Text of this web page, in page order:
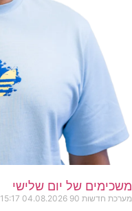
משכימים של יום שלישי
מערכת חדשות 90 04.08.2026
15:17